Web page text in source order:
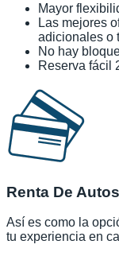
Mayor
Las mejores
adicionales o
No hay
Reserva fácil
Renta De
Así es como la
tu experiencia en